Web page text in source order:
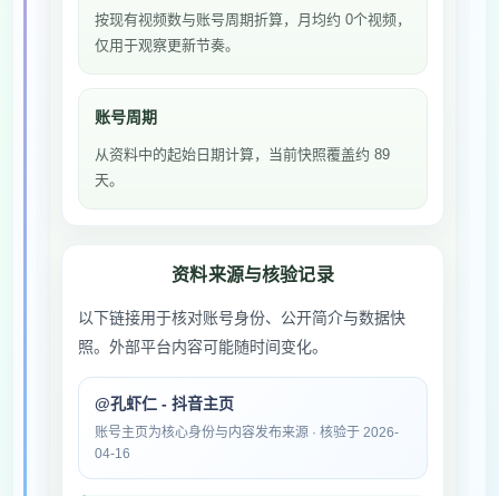
按现有视频数与账号周期折算，月均约 0个视频，
仅用于观察更新节奏。
账号周期
从资料中的起始日期计算，当前快照覆盖约 89
天。
资料来源与核验记录
以下链接用于核对账号身份、公开简介与数据快
照。外部平台内容可能随时间变化。
@孔虾仁 - 抖音主页
账号主页为核心身份与内容发布来源 · 核验于 2026-
04-16